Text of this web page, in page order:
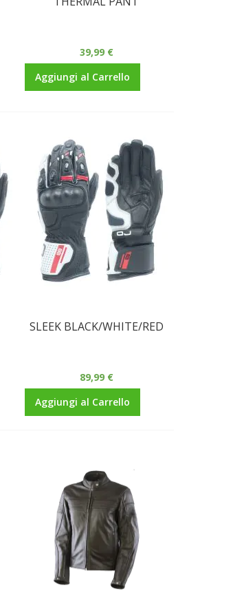
39,99 €
Aggiungi al Carrello
SLEEK BLACK/WHITE/RED
89,99 €
Aggiungi al Carrello